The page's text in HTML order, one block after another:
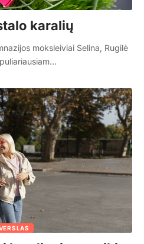
karalių
moksleiviai Selina, Rugilė